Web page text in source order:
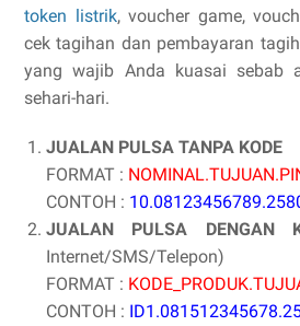
token listrik, voucher game,
cek tagihan dan pembayaran
yang wajib Anda kuasai sebab
sehari-hari.
JUALAN PULSA TANPA KODE
FORMAT :
CONTOH :
JUALAN PULSA DENGAN
Internet/SMS/Telepon)
FORMAT :
CONTOH :